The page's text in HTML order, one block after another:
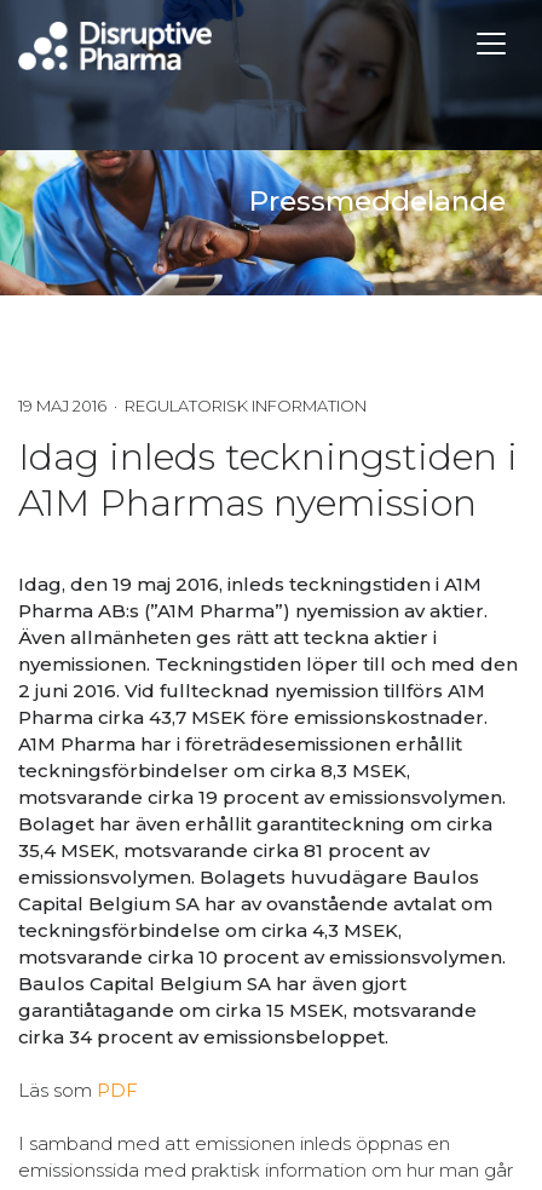
Pressmeddelande
19 MAJ 2016 · REGULATORISK INFORMATION
Idag inleds teckningstiden i
A1M Pharmas nyemission
Idag, den 19 maj 2016, inleds teckningstiden i A1M
Pharma AB:s (”A1M Pharma”) nyemission av aktier.
Även allmänheten ges rätt att teckna aktier i
nyemissionen. Teckningstiden löper till och med den
2 juni 2016. Vid fulltecknad nyemission tillförs A1M
Pharma cirka 43,7 MSEK före emissionskostnader.
A1M Pharma har i företrädesemissionen erhållit
teckningsförbindelser om cirka 8,3 MSEK,
motsvarande cirka 19 procent av emissionsvolymen.
Bolaget har även erhållit garantiteckning om cirka
35,4 MSEK, motsvarande cirka 81 procent av
emissionsvolymen. Bolagets huvudägare Baulos
Capital Belgium SA har av ovanstående avtalat om
teckningsförbindelse om cirka 4,3 MSEK,
motsvarande cirka 10 procent av emissionsvolymen.
Baulos Capital Belgium SA har även gjort
garantiåtagande om cirka 15 MSEK, motsvarande
cirka 34 procent av emissionsbeloppet.
Läs som PDF
I samband med att emissionen inleds öppnas en
emissionssida med praktisk information om hur man går